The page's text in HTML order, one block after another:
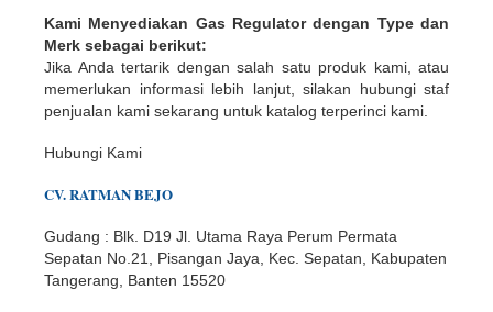
Kami Menyediakan Gas Regulator dengan Type dan
Merk sebagai berikut:
CLESSE
COPRIM
DUNGS
GIULIANI ANELLO
KROM SCHRODER
MADAS
MONDIAL
NOVACOMET
Jika Anda tertarik dengan salah satu produk kami, atau
memerlukan informasi lebih lanjut, silakan hubungi staf
penjualan kami sekarang untuk katalog terperinci kami.
Hubungi Kami
CV. RATMAN BEJO
Gudang : Blk. D19 Jl. Utama Raya Perum Permata
Sepatan No.21, Pisangan Jaya, Kec. Sepatan, Kabupaten
Tangerang, Banten 15520